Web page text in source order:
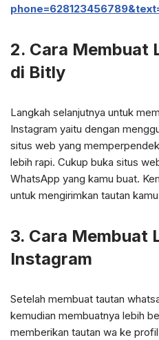
2. Cara Membuat
di Bitly
Langkah selanjutnya untuk
Instagram yaitu dengan
situs web yang
lebih rapi. Cukup buka situs
WhatsApp yang kamu buat.
untuk mengirimkan tautan
3. Cara Membuat
Instagram
Setelah membuat tautan
kemudian membuatnya lebih
memberikan tautan wa ke